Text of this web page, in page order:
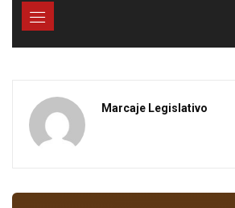
Marcaje Legislativo